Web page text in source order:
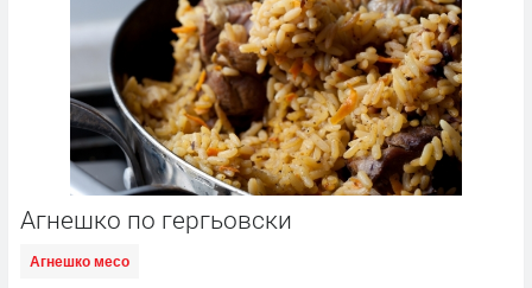
Агнешко по гергьовски
Агнешко месо